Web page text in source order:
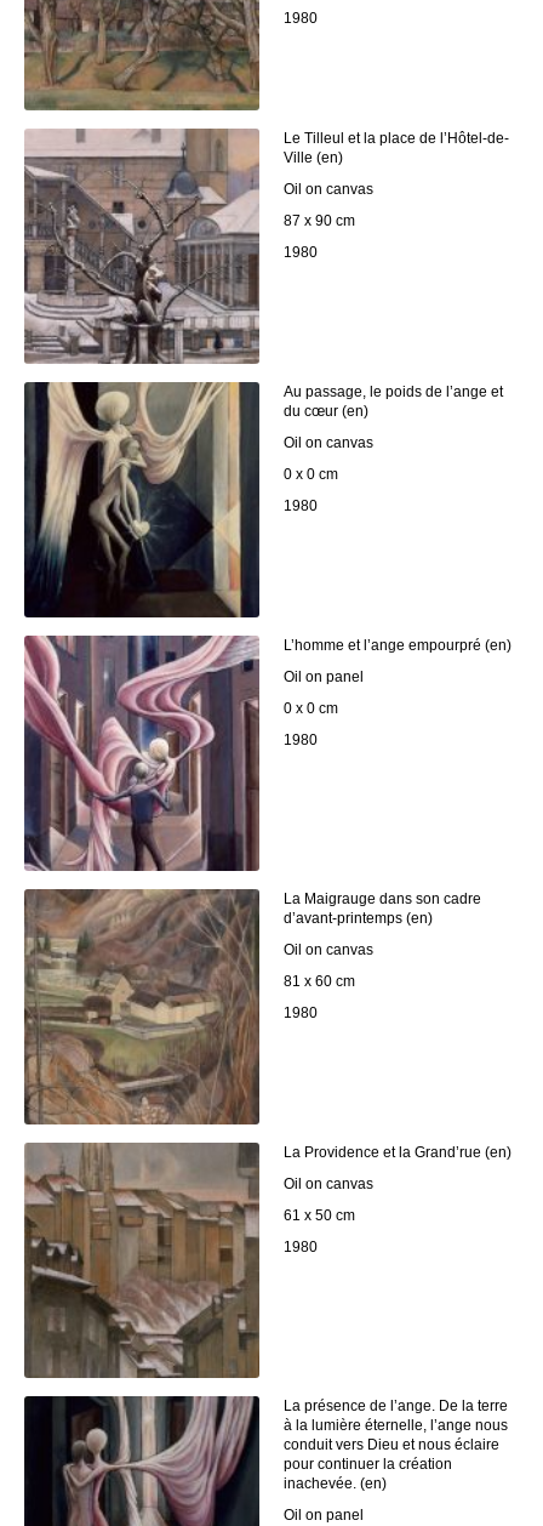
1980
Le Tilleul et la place de l’Hôtel-de-
Ville (en)
Oil on canvas
87 x 90 cm
1980
Au passage, le poids de l’ange et
du cœur (en)
Oil on canvas
0 x 0 cm
1980
L’homme et l’ange empourpré (en)
Oil on panel
0 x 0 cm
1980
La Maigrauge dans son cadre
d’avant-printemps (en)
Oil on canvas
81 x 60 cm
1980
La Providence et la Grand’rue (en)
Oil on canvas
61 x 50 cm
1980
La présence de l’ange. De la terre
à la lumière éternelle, l’ange nous
conduit vers Dieu et nous éclaire
pour continuer la création
inachevée. (en)
Oil on panel